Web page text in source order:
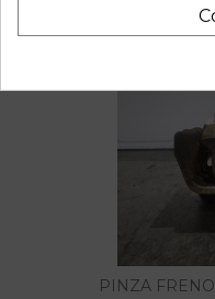
Também
PINZA